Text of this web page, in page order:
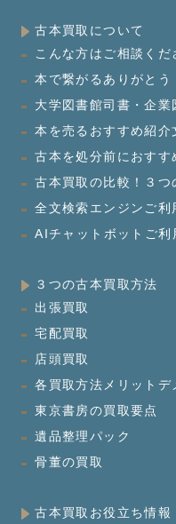
古本買取について
こんな方はご相談くだ
本で繋がるありがとう
大学図書館司書・企
本を売るおすすめ紹介
古本を処分前におすす
古本買取の比較！３つ
全文検索エンジンご利
AIチャットボットご利
３つの古本買取方法
出張買取
宅配買取
店頭買取
各買取方法メリットデ
東京書房の買取要点
遺品整理パック
骨董の買取
古本買取お役立ち情報